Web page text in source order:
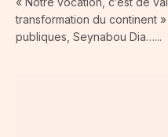
transformation du continent
publiques, Seynabou Dia…...